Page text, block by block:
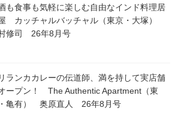
も食事も気軽に楽しむ自由なインド料理居
カッチャルバッチャル（東京・大塚）
修司 26年8月号
ランカカレーの伝道師、満を持して実店舗
ープン！ The Authentic Apartment（東
亀有） 奥原直人 26年8月号